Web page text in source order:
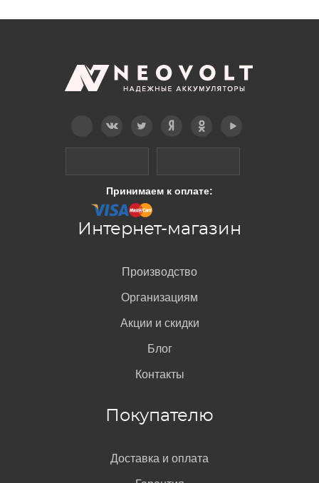
Принимаем к оплате:
Интернет-магазин
Производство
Организациям
Акции и скидки
Блог
Контакты
Покупателю
Доставка и оплата